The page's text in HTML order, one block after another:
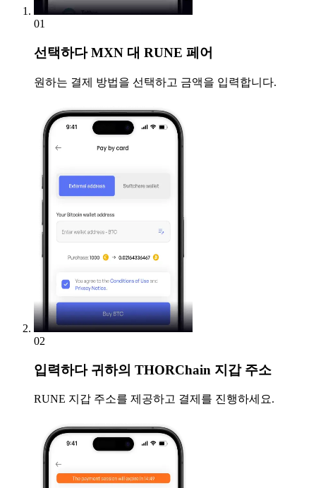
01
선택하다MXN 대 RUNE 페어
원하는 결제 방법을 선택하고 금액을 입력합니다.
02
입력하다귀하의 THORChain 지갑 주소
RUNE 지갑 주소를 제공하고 결제를 진행하세요.